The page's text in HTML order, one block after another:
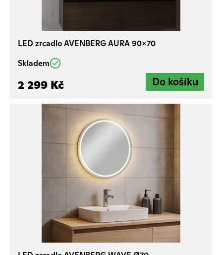
LED zrcadlo AVENBERG AURA 90×70
Skladem
2 299 Kč